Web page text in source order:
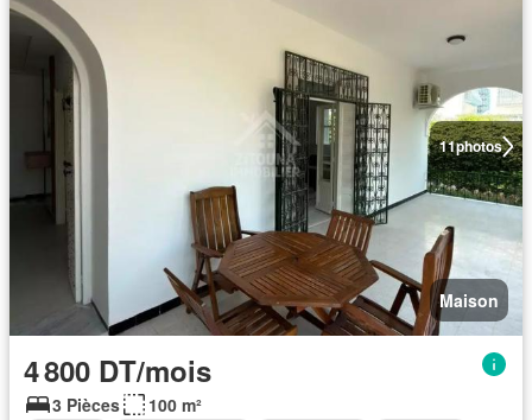
11photos
Maison
4 800 DT/mois
3 Pièces
100 m²